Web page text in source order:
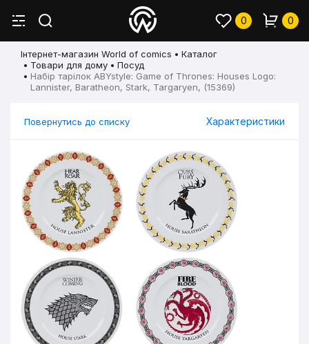
0 0
Інтернет-магазин World of comics
Каталог
Товари для дому
Посуд
Набір тарілок ABYstyle: Game of Thrones: Houses Logo:
Lannister, Baratheon, Stark, Targaryen, (15369)
Повернутись до списку Характеристики